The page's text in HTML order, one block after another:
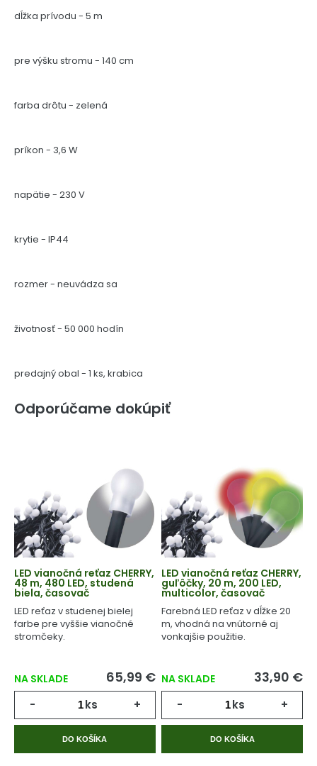
dĺžka prívodu - 5 m
pre výšku stromu - 140 cm
farba drôtu - zelená
príkon - 3,6 W
napätie - 230 V
krytie - IP44
rozmer - neuvádza sa
životnosť - 50 000 hodín
predajný obal - 1 ks, krabica
Odporúčame dokúpiť
LED vianočná reťaz CHERRY,
48 m, 480 LED, studená
biela, časovač
LED reťaz v studenej bielej
farbe pre vyššie vianočné
stromčeky.
NA SKLADE 65,99 €
- ks +
DO KOŠÍKA
LED vianočná reťaz CHERRY,
guľôčky, 20 m, 200 LED,
multicolor, časovač
Farebná LED reťaz v dĺžke 20
m, vhodná na vnútorné aj
vonkajšie použitie.
NA SKLADE 33,90 €
- ks +
DO KOŠÍKA